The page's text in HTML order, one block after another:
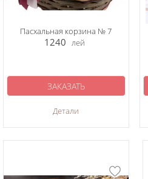
Пасхальная корзина № 7
1240 лей
Детали
ЗАКАЗАТЬ